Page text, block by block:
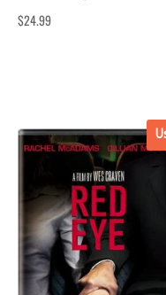
$24.99